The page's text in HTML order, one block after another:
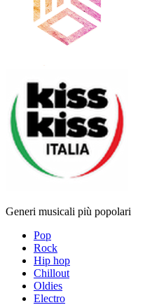
Generi musicali più popolari
Pop
Rock
Hip hop
Chillout
Oldies
Electro